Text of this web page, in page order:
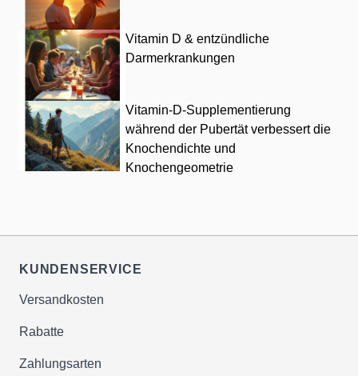
Vitamin D & entzündliche
Darmerkrankungen
Vitamin-D-Supplementierung
während der Pubertät verbessert die
Knochendichte und
Knochengeometrie
KUNDENSERVICE
Versandkosten
Rabatte
Zahlungsarten